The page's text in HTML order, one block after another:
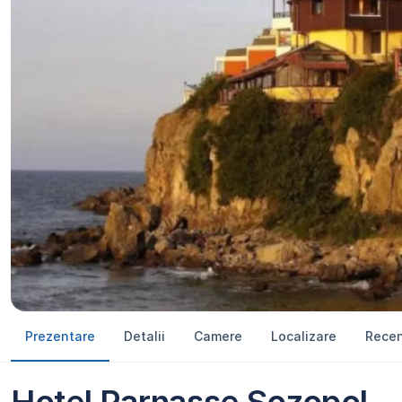
Prezentare Detalii Camere Localizare